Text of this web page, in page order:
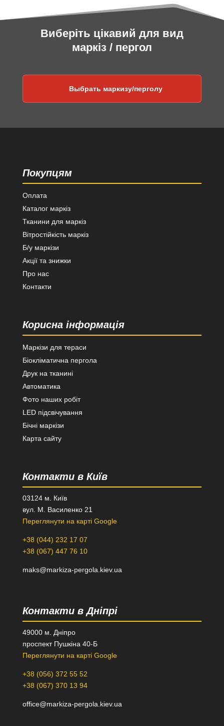
Виберіть цікавий для вид
маркіз / пергол
Выбрать маркизу/перголу
Покупцям
Оплата
Каталог маркіз
Тканини для маркіз
Вітростійкість маркіз
Б/у маркізи
Акції та знижки
Про нас
Контакти
Корисна інформація
Маркізи для тераси
Біокліматична пергола
Друк на тканині
Автоматика
Фото наших робіт
LED підсвічування
Бічні маркізи
Карта сайту
Контакти в Київ
03124 м. Київ
вул. М. Василенко 21
Переглянути на карті Google
+38 (044) 232 17 07
+38 (067) 447 76 10
maks@markiza-pergola.kiev.ua
Контакти в Дніпрі
49000 м. Дніпро
проспект Пушкіна 40-Б
Переглянути на карті Google
+38 (056) 372 55 52
+38 (067) 370 13 94
office@markiza-pergola.kiev.ua